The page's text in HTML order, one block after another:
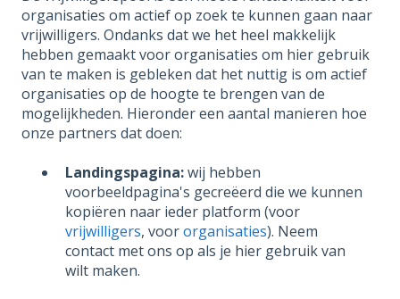
organisaties om actief op zoek te kunnen gaan naar
vrijwilligers. Ondanks dat we het heel makkelijk
hebben gemaakt voor organisaties om hier gebruik
van te maken is gebleken dat het nuttig is om actief
organisaties op de hoogte te brengen van de
mogelijkheden. Hieronder een aantal manieren hoe
onze partners dat doen:
Landingspagina:wij hebben
voorbeeldpagina's gecreëerd die we kunnen
kopiëren naar ieder platform (voor
vrijwilligers, voororganisaties). Neem
contact met ons op als je hier gebruik van
wilt maken.